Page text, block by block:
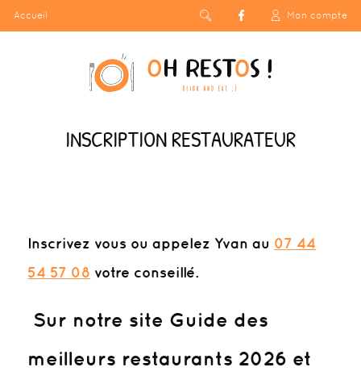
Accueil Mon compte
INSCRIPTION RESTAURATEUR
Inscrivez vous ou appelez Yvan au 07 44
54 57 08 votre conseillé.
Sur notre site Guide des
meilleurs restaurants 2026 et